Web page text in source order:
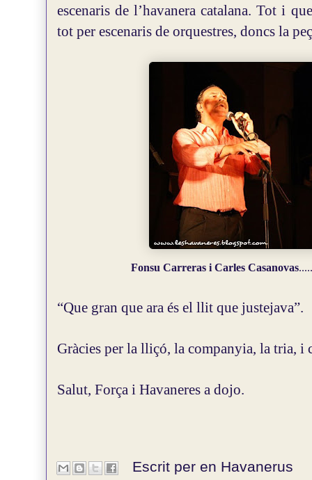
escenaris de l’havanera catalana. Tot i
tot per escenaris de orquestres, doncs la
Fonsu Carreras i Carles Casanovas
“Que gran que ara és el llit que justejava”.
Gràcies per la lliçó, la companyia, la tria,
Salut, Força i Havaneres a dojo.
Escrit per en Havanerus